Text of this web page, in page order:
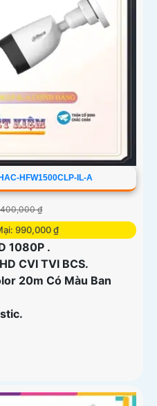
HFW1500CLP-IL-A
₫
990,000 ₫
1080P .
CVI TVI BCS.
20m Có Màu Ban